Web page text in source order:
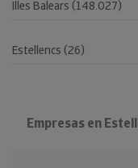
Empresas en